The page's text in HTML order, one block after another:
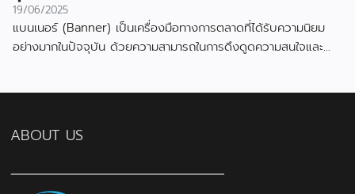
19/06/2025
แบนเนอร์ (Banner) เป็นเครื่องมือทางการตลาดที่ได้รับความนิยม
อย่างมากในปัจจุบัน ด้วยความสามารถในการดึงดูดความสนใจและ
ABOUT US